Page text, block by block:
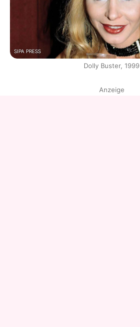
SIPA PRESS
Dolly Buster, 1999
Anzeige